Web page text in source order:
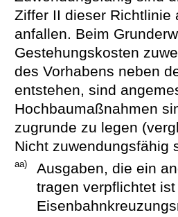
Ziffer II dieser Richtlinie
anfallen. Beim
Gestehungskosten
des Vorhabens neben
entstehen, sind
Hochbaumaßnahmen
zugrunde zu legen
Nicht zuwendungsfähig
aa)
Ausgaben, die ein
tragen verpflichtet